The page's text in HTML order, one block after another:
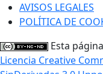
AVISOS LEGALES
POLÍTICA DE
Esta
Licencia Creative